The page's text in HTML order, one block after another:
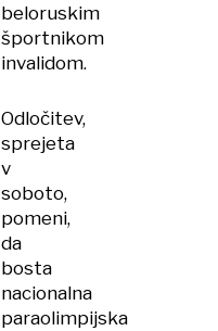
beloruskim
športnikom
invalidom.
Odločitev,
sprejeta
v
soboto,
pomeni,
da
bosta
nacionalna
paraolimpijska